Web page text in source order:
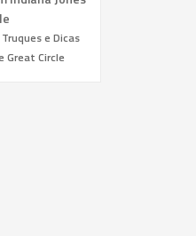
e Dicas
Great Circle